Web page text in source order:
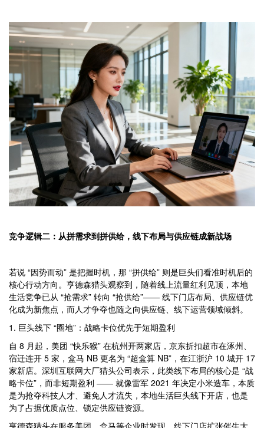
竞争逻辑二：从拼需求到拼供给，线下布局与供应链成新战场
若说 “因势而动” 是把握时机，那 “拼供给” 则是巨头们看准时机后的
核心行动方向。亨德森猎头观察到，随着线上流量红利见顶，本地
生活竞争已从 “抢需求” 转向 “抢供给”—— 线下门店布局、供应链优
化成为新焦点，而人才争夺也随之向供应链、线下运营领域倾斜。
1. 巨头线下 “圈地”：战略卡位优先于短期盈利
自 8 月起，美团 “快乐猴” 在杭州开两家店，京东折扣超市在涿州、
宿迁连开 5 家，盒马 NB 更名为 “超盒算 NB”，在江浙沪 10 城开 17
家新店。深圳互联网大厂猎头公司表示，此类线下布局的核心是 “战
略卡位”，而非短期盈利 —— 就像雷军 2021 年决定小米造车，本质
是为抢夺科技人才、避免人才流失，本地生活巨头线下开店，也是
为了占据优质点位、锁定供应链资源。